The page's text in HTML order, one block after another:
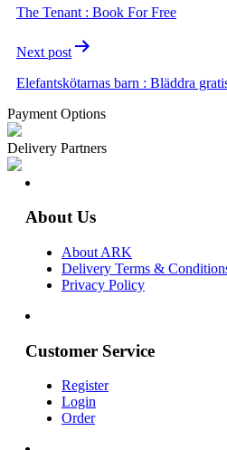
The Tenant : Book For Free
Next post
Elefantskötarnas barn : Bläddra
Payment Options
Delivery Partners
About Us
About ARK
Delivery Terms &
Privacy Policy
Customer Service
Register
Login
Order